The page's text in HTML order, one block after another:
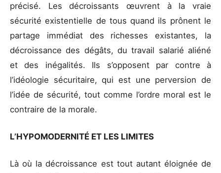
précisé. Les décroissants œuvrent à la vraie
sécurité existentielle de tous quand ils prônent le
partage immédiat des richesses existantes, la
décroissance des dégâts, du travail salarié aliéné
et des inégalités. Ils s’opposent par contre à
l’idéologie sécuritaire, qui est une perversion de
l’idée de sécurité, tout comme l’ordre moral est le
contraire de la morale.
L’HYPOMODERNITÉ ET LES LIMITES
Là où la décroissance est tout autant éloignée de